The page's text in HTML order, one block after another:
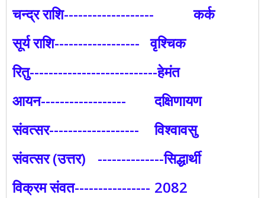
चन्द्र राशि-------------------
कर्क
सूर्य राशि------------------ वृश्चिक
रितु---------------------------हेमंत
आयन------------------
दक्षिणायण
संवत्सर-------------------
विश्वावसु
संवत्सर (उत्तर)
--------------सिद्धार्थी
विक्रम संवत---------------- 2082